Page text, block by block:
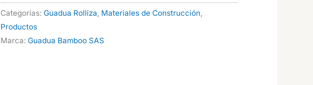
Ø
9-
13
Categorías: Guadua Rolliza, Materiales de Construcción,
Productos
Marca: Guadua Bamboo SAS